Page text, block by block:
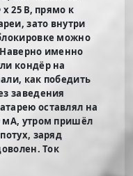
25 В, прямо к
зато внутри
можно
именно
кондёр на
как победить
заведения
оставлял на
мА, утром пришёл
заряд
Ток